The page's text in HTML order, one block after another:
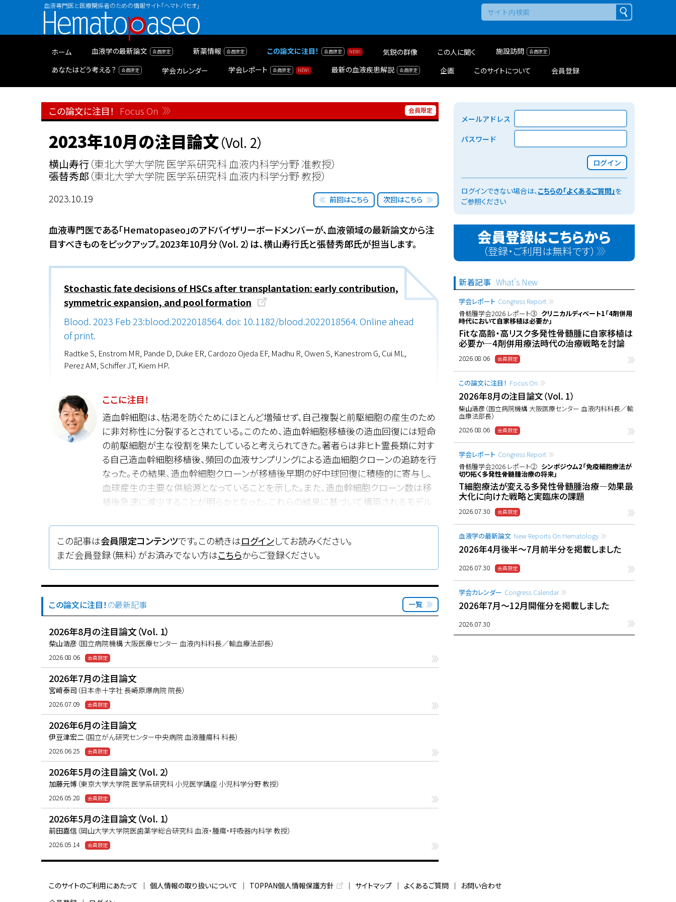
血液専門医と医療関係者のための情報サイト「ヘマトパセオ」
Hematopaseo
ホーム 血液学の最新論文 新薬情報 この論文に注目！ 気鋭の群像 この人に聞く
施設訪問
あなたはどう考える？
学会カレンダー 学会レポート 最新の血液疾患解説 企画 このサイトについて 会員登録
この論文に注目！ Focus On
2023年10月の注目論文（Vol. 2）
横山寿行（東北大学大学院 医学系研究科 血液内科学分野 准教授）
張替秀郎 （東北大学大学院 医学系研究科 血液内科学分野 教授）
2023.10.19 次回はこちら
前回はこちら
血液専門医である「Hematopaseo」のアドバイザリーボードメンバーが、血液領域の最新論文から注
目すべきものをピックアップ。2023年10月分（Vol. 2）は、横山寿行氏と張替秀郎氏が担当します。
Stochastic fate decisions of HSCs after transplantation: early contribution,
symmetric expansion, and pool formation
Blood. 2023 Feb 23:blood.2022018564. doi: 10.1182/blood.2022018564. Online ahead
of print.
Radtke S, Enstrom MR, Pande D, Duke ER, Cardozo Ojeda EF, Madhu R, Owen S, Kanestrom G, Cui ML,
Perez AM, Schiffer JT, Kiem HP.
ここに注目！
造血幹細胞は、枯渇を防ぐためにほとんど増殖せず、自己複製と前駆細胞の産生のため
に非対称性に分裂するとされている。このため、造血幹細胞移植後の造血回復には短命
の前駆細胞が主な役割を果たしていると考えられてきた。著者らは非ヒト霊長類に対す
る自己造血幹細胞移植後、頻回の血液サンプリングによる造血細胞クローンの追跡を行
なった。その結果、造血幹細胞クローンが移植後早期の好中球回復に積極的に寄与し、
血球産生の主要な供給源となっていることを示した。また、造血幹細胞クローン数は移
植後急速に減少することが明らかとなった。これらの結果に基づいて構築されるモデル
いは対称性に分裂して幹細胞プールの維持に関与するかが確率的に決定されることが
示唆された。これらは造血幹細胞、造血再構築のメカニズムに関して新たな知見を提供
するものである。
この記事は会員限定コンテンツです。この続きはログインしてお読みください。
まだ会員登録（無料）がお済みでない方はこちらからご登録ください。
この論文に注目！ の最新記事 一覧
2026年8月の注目論文（Vol. 1）
柴山浩彦 （国立病院機構 大阪医療センター 血液内科科長／輸血療法部長）
2026.08.06
2026年7月の注目論文
宮﨑泰司 （日本赤十字社 長崎原爆病院 院長）
2026.07.09
2026年6月の注目論文
伊豆津宏二 （国立がん研究センター中央病院 血液腫瘍科 科長）
2026.06.25
2026年5月の注目論文（Vol. 2）
加藤元博 （東京大学大学院 医学系研究科 小児医学講座 小児科学分野 教授）
2026.05.28
2026年5月の注目論文（Vol. 1）
前田嘉信 （岡山大学大学院医歯薬学総合研究科 血液・腫瘍・呼吸器内科学 教授）
2026.05.14
メールアドレス
パスワード
ログイン
ログインできない場合は、こちらの「よくあるご質問」を
ご参照ください
会員登録はこちらから
（登録・ご利用は無料です）
新着記事 What's New
学会レポート Congress Report
骨髄腫学会2026 レポート③ クリニカルディベート1「4剤併用
時代において自家移植は必要か」
Fitな高齢・高リスク多発性骨髄腫に自家移植は
必要か―4剤併用療法時代の治療戦略を討論
2026.08.06
この論文に注目！ Focus On
2026年8月の注目論文（Vol. 1）
柴山浩彦（国立病院機構 大阪医療センター 血液内科科長／輸
血療法部長）
2026.08.06
学会レポート Congress Report
骨髄腫学会2026 レポート② シンポジウム2「免疫細胞療法が
切り拓く多発性骨髄腫治療の将来」
T細胞療法が変える多発性骨髄腫治療―効果最
大化に向けた戦略と実臨床の課題
2026.07.30
血液学の最新論文 New Reports On Hematology
2026年4月後半〜7月前半分を掲載しました
2026.07.30
学会カレンダー Congress Calendar
2026年7月〜12月開催分を掲載しました
2026.07.30
このサイトのご利用にあたって 個人情報の取り扱いについて TOPPAN個人情報保護方針 サイトマップ よくあるご質問
お問い合わせ